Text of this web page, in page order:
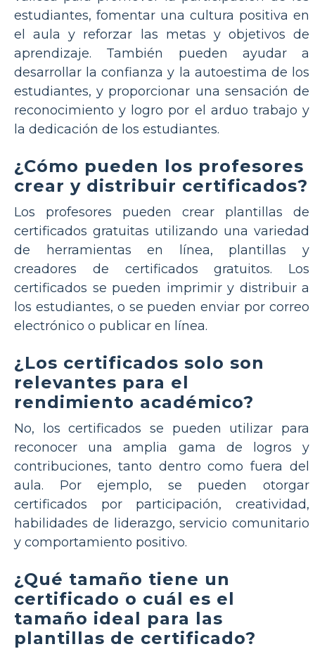
estudiantes, fomentar una cultura positiva en
el aula y reforzar las metas y objetivos de
aprendizaje. También pueden ayudar a
desarrollar la confianza y la autoestima de los
estudiantes, y proporcionar una sensación de
reconocimiento y logro por el arduo trabajo y
la dedicación de los estudiantes.
¿Cómo pueden los profesores
crear y distribuir certificados?
Los profesores pueden crear plantillas de
certificados gratuitas utilizando una variedad
de herramientas en línea, plantillas y
creadores de certificados gratuitos. Los
certificados se pueden imprimir y distribuir a
los estudiantes, o se pueden enviar por correo
electrónico o publicar en línea.
¿Los certificados solo son
relevantes para el
rendimiento académico?
No, los certificados se pueden utilizar para
reconocer una amplia gama de logros y
contribuciones, tanto dentro como fuera del
aula. Por ejemplo, se pueden otorgar
certificados por participación, creatividad,
habilidades de liderazgo, servicio comunitario
y comportamiento positivo.
¿Qué tamaño tiene un
certificado o cuál es el
tamaño ideal para las
plantillas de certificado?